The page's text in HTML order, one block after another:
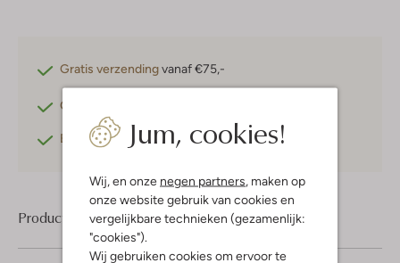
Jum, cookies!
Wij, en onze negen partners , maken op
onze website gebruik van cookies en
vergelijkbare technieken (gezamenlijk:
"cookies").
Wij gebruiken cookies om ervoor te
Gratis verzendingvanaf €75,-
Gratis retourneren
Betaal achterafmet Klarna
Product informatie